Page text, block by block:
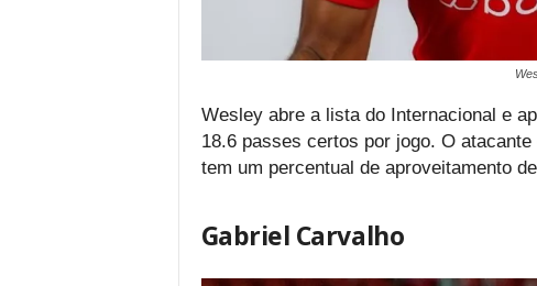
Wesley abre a lista do Internacional e
18.6 passes certos por jogo. O
tem um percentual de aproveitamento
Gabriel Carvalho